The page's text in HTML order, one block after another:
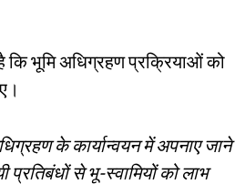
कि भूमि अधिग्रहण प्रक्रियाओं को
के कार्यान्वयन में अपनाए जाने
से भू-स्वामियों को लाभ